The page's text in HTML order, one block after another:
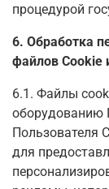
процедурой
6. Обработка
файлов Cookie
6.1. Файлы
оборудованию
Пользователя
для